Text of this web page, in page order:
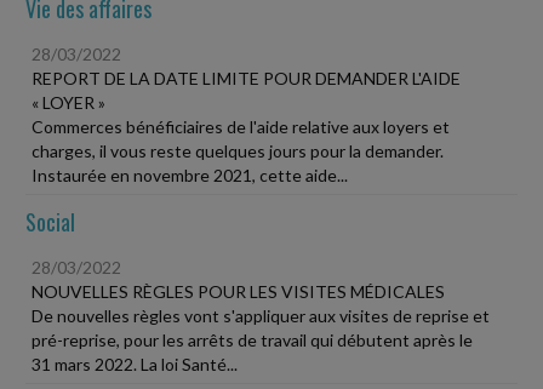
Vie des affaires
28/03/2022
REPORT DE LA DATE LIMITE POUR DEMANDER L'AIDE
« LOYER »
Commerces bénéficiaires de l'aide relative aux loyers et
charges, il vous reste quelques jours pour la demander.
Instaurée en novembre 2021, cette aide...
Social
28/03/2022
NOUVELLES RÈGLES POUR LES VISITES MÉDICALES
De nouvelles règles vont s'appliquer aux visites de reprise et
pré-reprise, pour les arrêts de travail qui débutent après le
31 mars 2022. La loi Santé...